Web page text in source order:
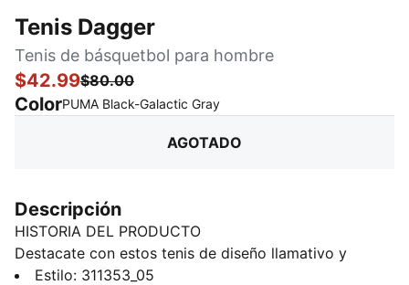
Tenis Dagger
Tenis de básquetbol para hombre
$42.99$80.00
ColorPUMA Black-Galactic Gray:
AGOTADO
Descripción
HISTORIA DEL PRODUCTO
Destacate con estos tenis de diseño llamativo y
progresista. Estos nuevos tenis de básquet cuentan
Estilo: 311353_05